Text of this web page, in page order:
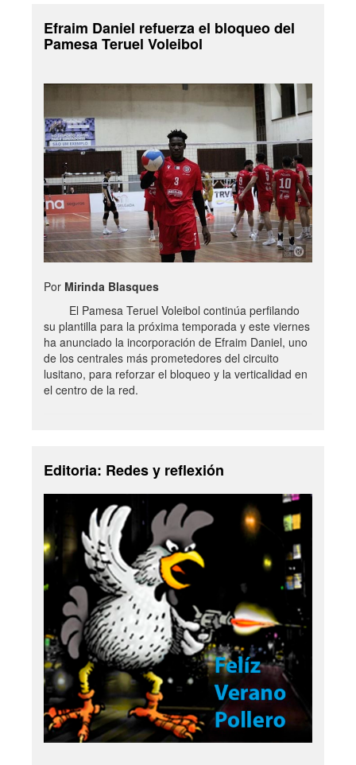
Efraim Daniel refuerza el bloqueo del
Pamesa Teruel Voleibol
Por Mirinda Blasques
El Pamesa Teruel Voleibol continúa perfilando
su plantilla para la próxima temporada y este viernes
ha anunciado la incorporación de Efraim Daniel, uno
de los centrales más prometedores del circuito
lusitano, para reforzar el bloqueo y la verticalidad en
el centro de la red.
Editoria: Redes y reflexión